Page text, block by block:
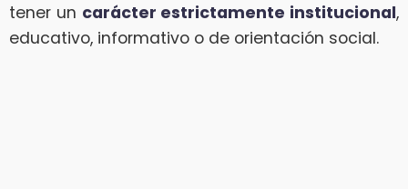
tener un carácter estrictamente institucional,
educativo, informativo o de orientación social.